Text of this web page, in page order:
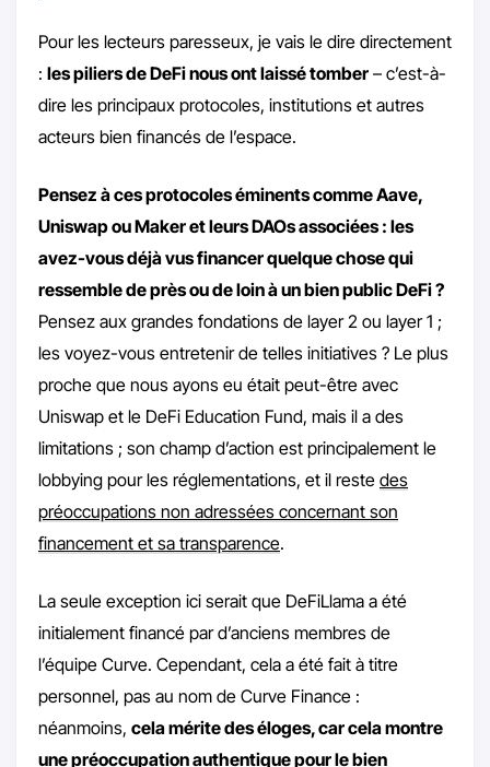
Pour les lecteurs paresseux, je vais le dire directement
: les piliers de DeFi nous ont laissé tomber – c’est-à-
dire les principaux protocoles, institutions et autres
acteurs bien financés de l’espace.
Pensez à ces protocoles éminents comme Aave,
Uniswap ou Maker et leurs DAOs associées : les
avez-vous déjà vus financer quelque chose qui
ressemble de près ou de loin à un bien public DeFi ?
Pensez aux grandes fondations de layer 2 ou layer 1 ;
les voyez-vous entretenir de telles initiatives ? Le plus
proche que nous ayons eu était peut-être avec
Uniswap et le DeFi Education Fund, mais il a des
limitations ; son champ d’action est principalement le
lobbying pour les réglementations, et il reste des
préoccupations non adressées concernant son
financement et sa transparence.
La seule exception ici serait que DeFiLlama a été
initialement financé par d’anciens membres de
l’équipe Curve. Cependant, cela a été fait à titre
personnel, pas au nom de Curve Finance :
néanmoins, cela mérite des éloges, car cela montre
une préoccupation authentique pour le bien